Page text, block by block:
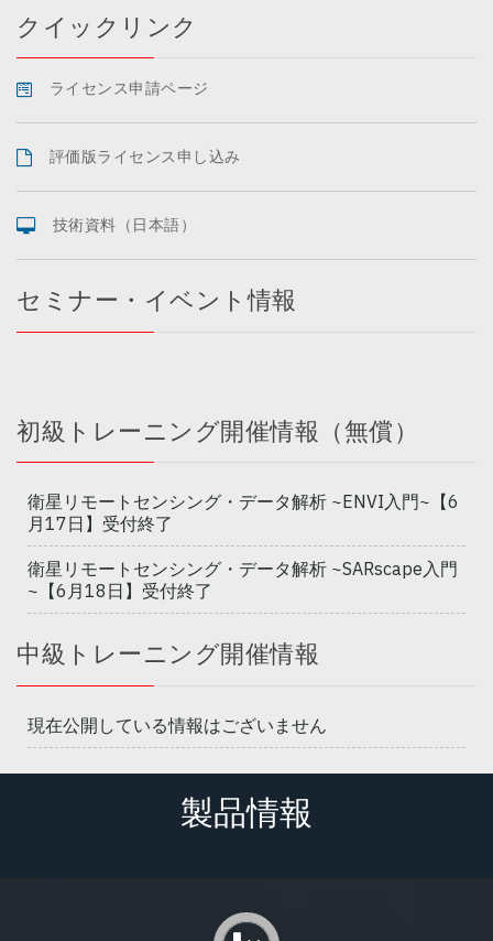
クイックリンク
ライセンス申請ページ
評価版ライセンス申し込み
技術資料（日本語）
セミナー・イベント情報
初級トレーニング開催情報（無償）
衛星リモートセンシング・データ解析 ~ENVI入門~【6
月17日】受付終了
衛星リモートセンシング・データ解析 ~SARscape入門
~【6月18日】受付終了
中級トレーニング開催情報
現在公開している情報はございません
製品情報